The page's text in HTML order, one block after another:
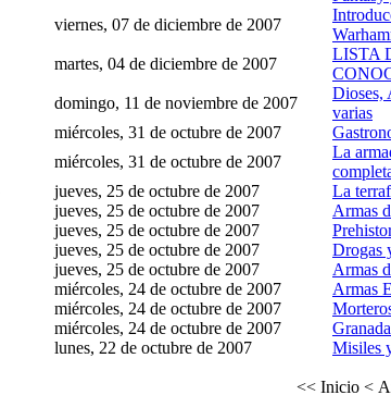
viernes, 07 de diciembre de 2007
martes, 04 de diciembre de 2007
LISTA
domingo, 11 de noviembre de 2007
Dioses,
varias
miércoles, 31 de octubre de 2007
miércoles, 31 de octubre de 2007
La
jueves, 25 de octubre de 2007
La
jueves, 25 de octubre de 2007
Armas
jueves, 25 de octubre de 2007
jueves, 25 de octubre de 2007
Drogas
jueves, 25 de octubre de 2007
Armas
miércoles, 24 de octubre de 2007
Armas
miércoles, 24 de octubre de 2007
miércoles, 24 de octubre de 2007
lunes, 22 de octubre de 2007
Misiles
<< Inicio <